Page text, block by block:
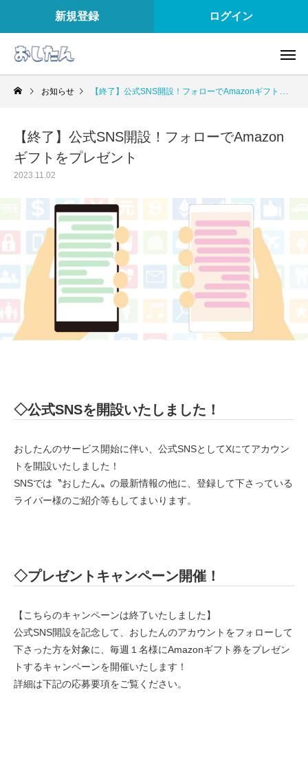
新規登録 ログイン
お知らせ 【終了】公式SNS開設！フォローでAmazonギフトをプレゼント
【終了】公式SNS開設！フォローでAmazon
ギフトをプレゼント
2023.11.02
◇公式SNSを開設いたしました！
おしたんのサービス開始に伴い、公式SNSとしてXにてアカウン
トを開設いたしました！
SNSでは〝おしたん〟の最新情報の他に、登録して下さっている
ライバー様のご紹介等もしてまいります。
◇プレゼントキャンペーン開催！
【こちらのキャンペーンは終了いたしました】
公式SNS開設を記念して、おしたんのアカウントをフォローして
下さった方を対象に、毎週１名様にAmazonギフト券をプレゼン
トするキャンペーンを開催いたします！
詳細は下記の応募要項をご覧ください。